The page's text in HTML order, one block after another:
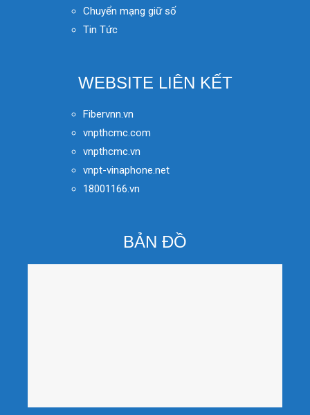
Chuyển mạng giữ số
Tin Tức
WEBSITE LIÊN KẾT
Fibervnn.vn
vnpthcmc.com
vnpthcmc.vn
vnpt-vinaphone.net
18001166.vn
BẢN ĐỒ